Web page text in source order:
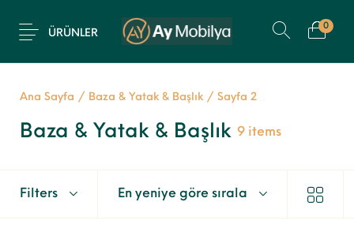
ÜRÜNLER
0
Ana Sayfa / Baza & Yatak & Başlık / Sayfa 2
Baza & Yatak & Başlık 9 items
Filters En yeniye göre sırala